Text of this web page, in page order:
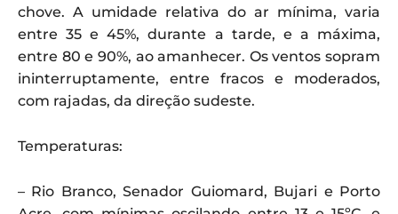
chove. A umidade relativa do ar mínima, varia
entre 35 e 45%, durante a tarde, e a máxima,
entre 80 e 90%, ao amanhecer. Os ventos sopram
ininterruptamente, entre fracos e moderados,
com rajadas, da direção sudeste.
Temperaturas:
– Rio Branco, Senador Guiomard, Bujari e Porto